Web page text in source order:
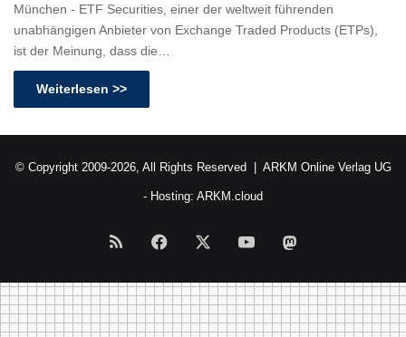
München - ETF Securities, einer der weltweit führenden
unabhängigen Anbieter von Exchange Traded Products (ETPs),
ist der Meinung, dass die…
Weiterlesen >>
© Copyright 2009-2026, All Rights Reserved | ARKM Online Verlag UG
- Hosting: ARKM.cloud
RSS Facebook YouTube